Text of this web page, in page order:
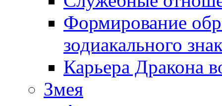
Формирование
зодиакального
Карьера Дракона
Змея